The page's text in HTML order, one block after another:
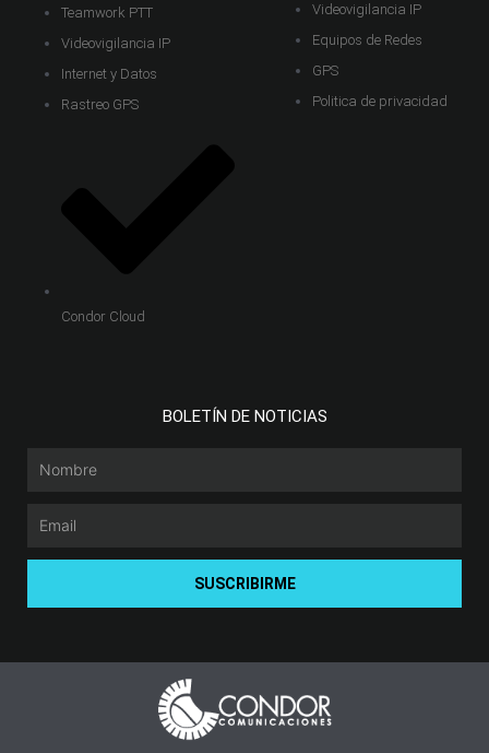
Teamwork PTT
Videovigilancia IP
Internet y Datos
Rastreo GPS
Condor Cloud
Videovigilancia IP
Equipos de Redes
GPS
Politica de privacidad
BOLETÍN DE NOTICIAS
SUSCRIBIRME